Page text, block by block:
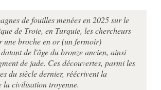
de fouilles menées en 2025 sur le
de Troie, en Turquie, les chercheurs
une broche en or (un fermoir)
de l'âge du bronze ancien, ainsi
de jade. Ces découvertes, parmi les
du siècle dernier, réécrivent la
la civilisation troyenne.